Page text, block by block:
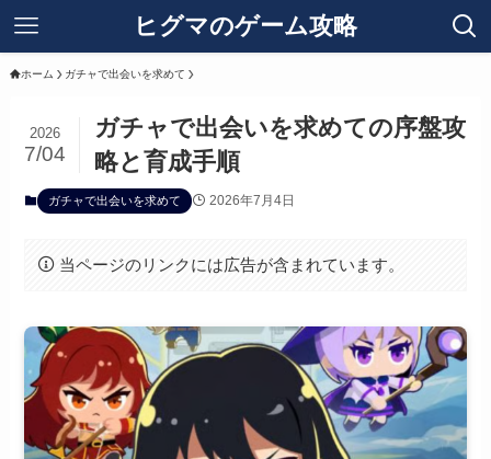
ヒグマのゲーム攻略
ホーム ガチャで出会いを求めて
ガチャで出会いを求めての序盤攻
略と育成手順
2026
7/04
ガチャで出会いを求めて 2026年7月4日
当ページのリンクには広告が含まれています。